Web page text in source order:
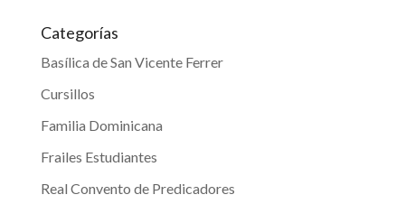
Categorías
Basílica de San Vicente Ferrer
Cursillos
Familia Dominicana
Frailes Estudiantes
Real Convento de Predicadores